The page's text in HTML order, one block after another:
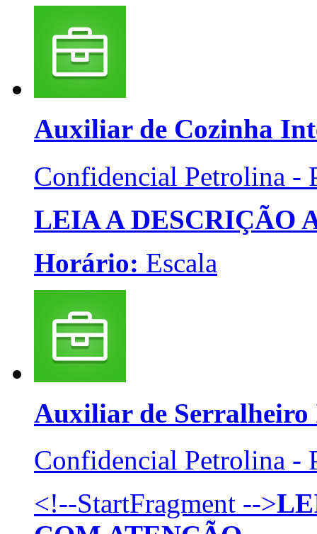
Auxiliar de Cozinha
Confidencial Petrolina -
LEIA A DESCRIÇÃO
Horário: Escala
Auxiliar de Serralheiro
Confidencial Petrolina -
<!--StartFragment -->